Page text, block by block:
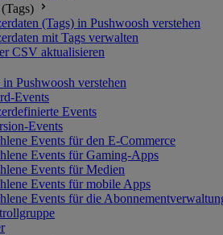
(Tags) in Pushwoosh verstehen
mit Tags verwalten
CSV aktualisieren
in Pushwoosh verstehen
Events
Events
Events
Events für den E-Commerce
Events für Gaming-Apps
Events für Medien
Events für mobile Apps
Events für die